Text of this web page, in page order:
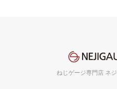
ねじゲージ専門店 ネ